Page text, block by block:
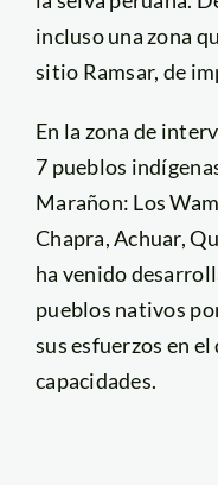
incluso una zona
sitio Ramsar, de
En la zona de
7 pueblos
Marañon: Los
Chapra, Achuar,
ha venido
pueblos nativos
sus esfuerzos en
capacidades.